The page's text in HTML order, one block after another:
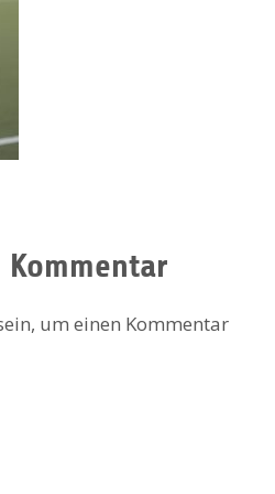
um einen Kommentar